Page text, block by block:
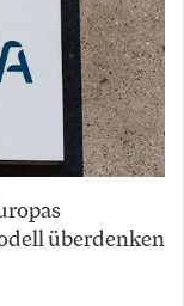
überdenken